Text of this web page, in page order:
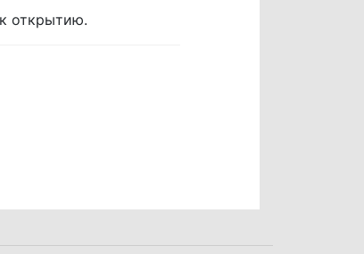
открытию.